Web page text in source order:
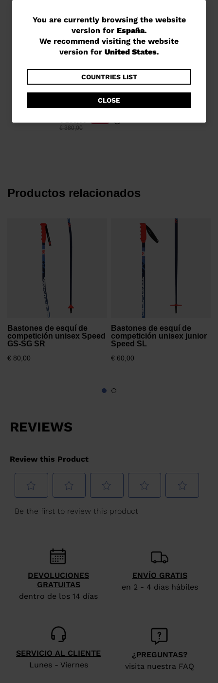
You
are
currently
website
version
for
the
version
for
United
States
You are currently browsing the website
version for España.
We recommend visiting the website
version for United States.
COUNTRIES LIST
CLOSE
Esquís de competición
junior Speed Course Team
GS 126-171 R21 Pro
Precio reducido de
€ 380,00a
Productos relacionados
Bastones de esquí de
competición unisex Speed
GS-SG SR
€ 80,00
Bastones de esquí de
competición unisex junior
Speed SL
€ 60,00
DEVOLUCIONES
GRATUITAS
dentro de los 14 días
ENVÍO GRATIS
en 2 - 4 días hábiles
SERVICIO AL CLIENTE
Lunes - Viernes
¿PREGUNTAS?
visita nuestra FAQ